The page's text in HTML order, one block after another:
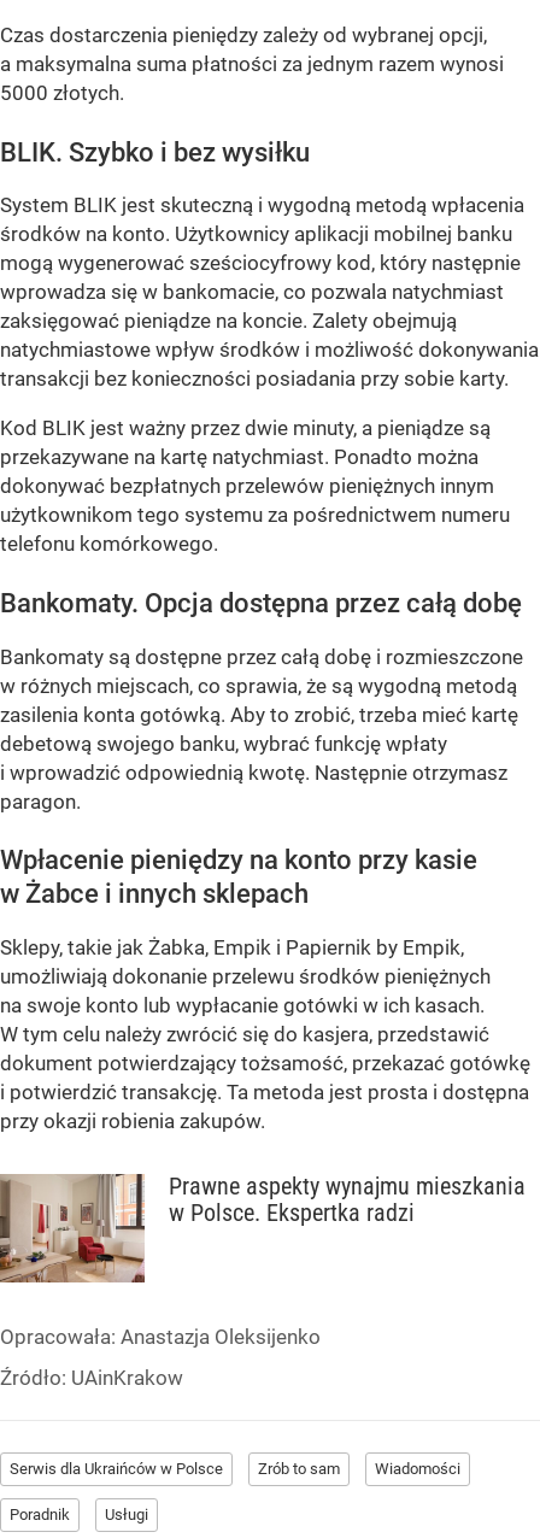
Czas dostarczenia pieniędzy zależy od wybranej opcji,
a maksymalna suma płatności za jednym razem wynosi
5000 złotych.
BLIK. Szybko i bez wysiłku
System BLIK jest skuteczną i wygodną metodą wpłacenia
środków na konto. Użytkownicy aplikacji mobilnej banku
mogą wygenerować sześciocyfrowy kod, który następnie
wprowadza się w bankomacie, co pozwala natychmiast
zaksięgować pieniądze na koncie. Zalety obejmują
natychmiastowe wpływ środków i możliwość dokonywania
transakcji bez konieczności posiadania przy sobie karty.
Kod BLIK jest ważny przez dwie minuty, a pieniądze są
przekazywane na kartę natychmiast. Ponadto można
dokonywać bezpłatnych przelewów pieniężnych innym
użytkownikom tego systemu za pośrednictwem numeru
telefonu komórkowego.
Bankomaty. Opcja dostępna przez całą dobę
Bankomaty są dostępne przez całą dobę i rozmieszczone
w różnych miejscach, co sprawia, że są wygodną metodą
zasilenia konta gotówką. Aby to zrobić, trzeba mieć kartę
debetową swojego banku, wybrać funkcję wpłaty
i wprowadzić odpowiednią kwotę. Następnie otrzymasz
paragon.
Wpłacenie pieniędzy na konto przy kasie
w Żabce i innych sklepach
Sklepy, takie jak Żabka, Empik i Papiernik by Empik,
umożliwiają dokonanie przelewu środków pieniężnych
na swoje konto lub wypłacanie gotówki w ich kasach.
W tym celu należy zwrócić się do kasjera, przedstawić
dokument potwierdzający tożsamość, przekazać gotówkę
i potwierdzić transakcję. Ta metoda jest prosta i dostępna
przy okazji robienia zakupów.
Prawne aspekty wynajmu mieszkania
w Polsce. Ekspertka radzi
Opracowała: Anastazja Oleksijenko
Źródło: UAinKrakow
Serwis dla Ukraińców w Polsce Zrób to sam Wiadomości
Poradnik Usługi